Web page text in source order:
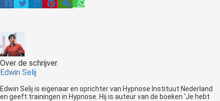
Over de schrijver
Edwin Selij
Edwin Selij is eigenaar en oprichter van Hypnose Instituut Nederland
en geeft trainingen in Hypnose. Hij is auteur van de boeken 'Je hebt